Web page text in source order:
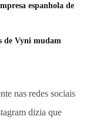
espanhola de
de Vyni mudam
nas redes sociais
dizia que